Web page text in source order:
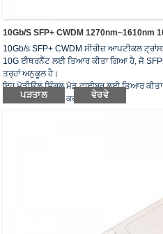
10Gb/s SFP+ CWDM 1270nm~1610nm
10Gb/s SFP+ CWDM ਸੀਰੀਜ਼ ਆਪਟੀਕਲ
10G ਈਥਰਨੈੱਟ ਲਈ ਤਿਆਰ ਕੀਤਾ ਗਿਆ ਹੈ, ਜੋ
ਤਰ੍ਹਾਂ ਅਨੁਕੂਲ ਹੈ।
ਇਹ ਮੋਡੀਊਲ ਸਿੰਗਲ ਮੋਡ ਫਾਈਬਰ ਲਈ ਤਿਆਰ
ਤਰੰਗ-ਲੰਬਾਈ 'ਤੇ ਕੰਮ ਕਰਦਾ ਹੈ।
ਪੜਤਾਲ ਵੇਰਵੇ